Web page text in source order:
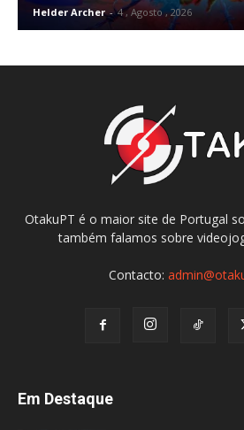
Helder Archer - 4 , Agosto , 2026
OtakuPT é o maior site de Portugal
também falamos sobre
Contacto:
Em Destaque